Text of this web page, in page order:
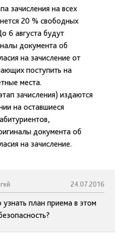
зачисления на всех
20 % свободных
6 августа будут
документа об
на зачисление от
поступить на
места.
зачисления) издаются
на оставшиеся
документа об
на зачисление.
24.07.2016
план приема в этом